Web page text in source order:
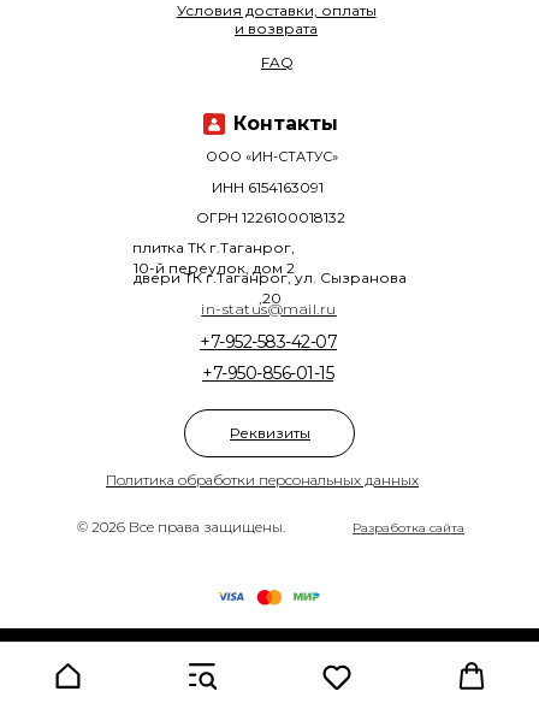
© 2026 Все права защищены.
Политика обработки персональных данных
+7-950-856-01-15
+7-952-583-42-07
ООО «ИН-СТАТУС»
плитка ТК г.Таганрог,
10-й переулок, дом 2
двери ТК г.Таганрог, ул. Сызранова
,20
ОГРН 1226100018132
ИНН 6154163091
Разработка сайта
Условия доставки, оплаты
и возврата
FAQ
in-status@mail.ru
Контакты
Реквизиты
Made on Tilda